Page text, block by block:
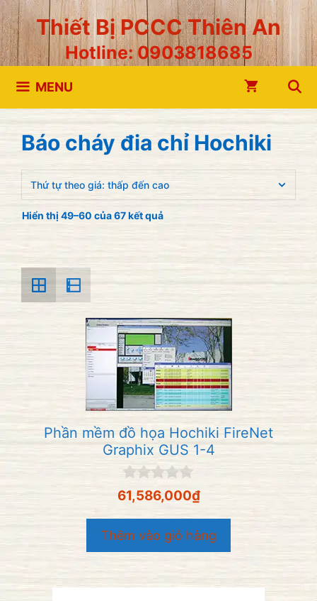
Chuyển
đến
nội
dung
Thiết Bị PCCC Thiên An
Hotline: 0903818685
MENU
Báo cháy đia chỉ Hochiki
Hiển thị 49–60 của 67 kết quả
Phần mềm đồ họa Hochiki FireNet
Graphix GUS 1-4
0
n
g
o
à
i
61,586,000₫
Thêm vào giỏ hàng